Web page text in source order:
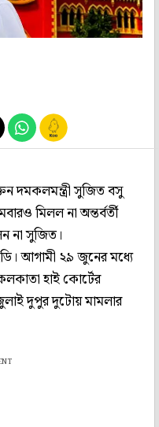
দমকলমন্ত্রী সুজিত বসু
মিলল না অন্তর্বর্তী
না সুজিত।
আগামী ২৯ জুনের মধ্যে
হাই কোর্টের
দুপুর দুটোয় মামলার